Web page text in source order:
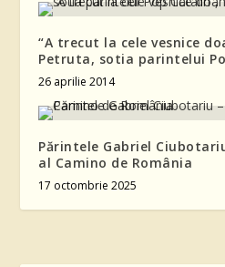
“A trecut la cele vesnice
Petruta, sotia parintelui
26 aprilie 2014
Părintele Gabriel
al Camino de România
17 octombrie 2025